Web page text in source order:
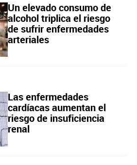
Un elevado consumo de
alcohol triplica el riesgo
de sufrir enfermedades
arteriales
Las enfermedades
cardíacas aumentan el
riesgo de insuficiencia
renal